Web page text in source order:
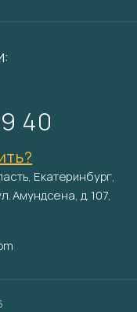
40
Екатеринбург,
Амундсена, д. 107,